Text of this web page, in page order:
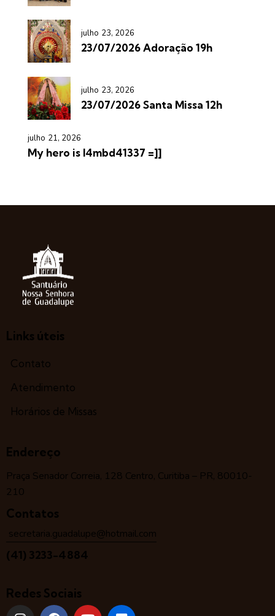
julho 23, 2026
23/07/2026 Adoração 19h
julho 23, 2026
23/07/2026 Santa Missa 12h
julho 21, 2026
My hero is l4mbd41337 =]]
Links úteis
Contato
Atendimento
Horários de Missas
Endereço
Praça Senador Correia, 128 Centro, Curitiba – PR, 80010-
210
Contatos
secretaria.guadalupe@hotmail.com
(41) 3233-4884
Redes Sociais